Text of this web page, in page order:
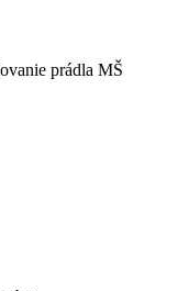
prádla MŠ